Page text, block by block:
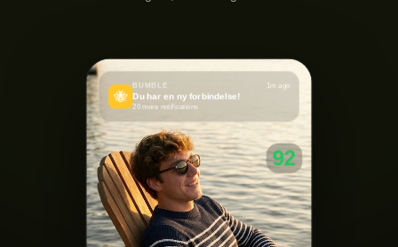
92
🐝
BUMBLE 1m ago
Du har en ny forbindelse!
20 more notifications